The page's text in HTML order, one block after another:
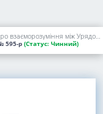
Про підписання Меморандуму про взаєморозуміння між Урядом України та Урядом Республіки Словенія про співробітництво у сфері всебічної підтримки громадян України, тимчасово переміщених до Республіки Словенія
595-р (Статус: Чинний)